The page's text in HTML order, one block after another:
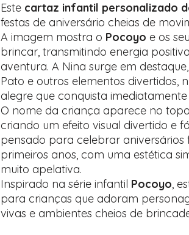
Este cartaz infantil personalizado
festas de aniversário cheias de
A imagem mostra o Pocoyo e os
brincar, transmitindo energia
aventura. A Nina surge em
Pato e outros elementos divertidos,
alegre que conquista
O nome da criança aparece no
criando um efeito visual divertido e
pensado para celebrar aniversários
primeiros anos, com uma estética
muito apelativa.
Inspirado na série infantil Pocoyo,
para crianças que adoram
vivas e ambientes cheios de